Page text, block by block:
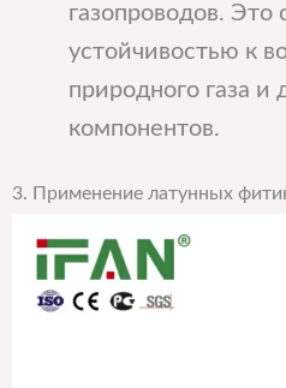
газопроводов. Это
устойчивостью к
природного газа и
компонентов.
3. Применение латунных